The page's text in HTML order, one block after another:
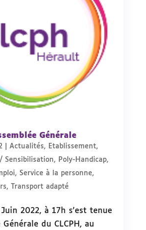
Générale
| Actualités, Etablissement,
Sensibilisation, Poly-Handicap,
, Service à la personne,
, Transport adapté
2022, à 17h s’est tenue
Générale du CLCPH, au